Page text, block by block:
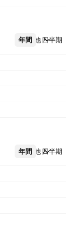
年間 四半期
その他
年間 四半期
その他